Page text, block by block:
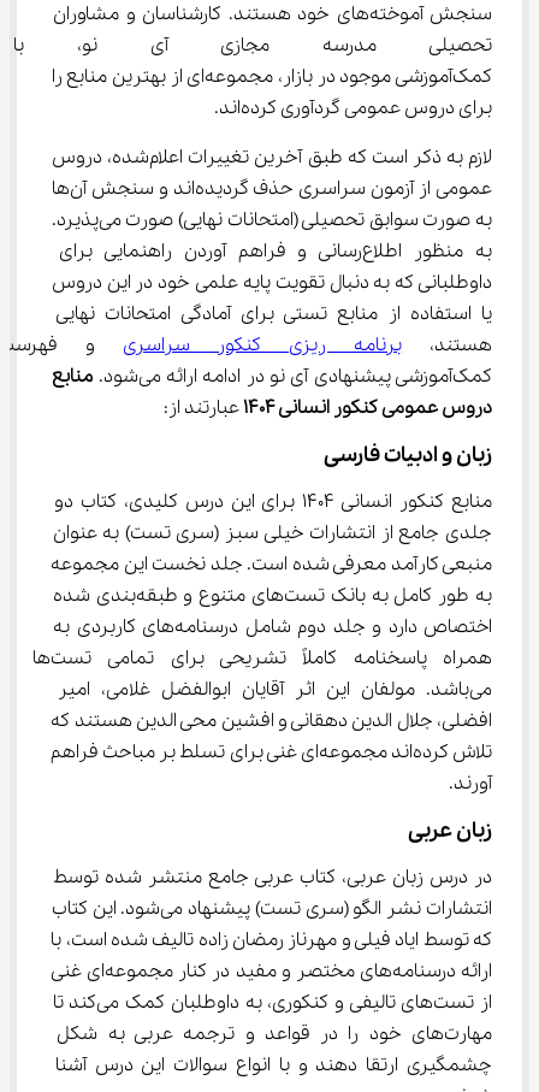
سنجش آموخته‌های خود هستند. کارشناسان و مشاوران
تحصیلی مدرسه مجازی آی نو،
کمک‌آموزشی موجود در بازار، مجموعه‌ای از بهترین منابع را
برای دروس عمومی گردآوری کرده‌اند.
لازم به ذکر است که طبق آخرین تغییرات اعلام‌شده، دروس
عمومی از آزمون سراسری حذف گردیده‌اند و سنجش آن‌ها
به صورت سوابق تحصیلی (امتحانات نهایی) صورت می‌پذیرد.
به منظور اطلاع‌رسانی و فراهم آوردن راهنمایی برای
داوطلبانی که به دنبال تقویت پایه علمی خود در این دروس
یا استفاده از منابع تستی برای آمادگی امتحانات نهایی
هستند، برنامه ریزی کنکور سراسری و فهرست
کمک‌آموزشی پیشنهادی آی نو در ادامه ارائه می‌شود.
منابع
دروس عمومی کنکور انسانی 1404
عبارتند از:
زبان و ادبیات فارسی
منابع کنکور انسانی 1404 برای این درس کلیدی، کتاب دو
جلدی جامع از انتشارات خیلی سبز (سری تست) به عنوان
منبعی کارآمد معرفی شده است. جلد نخست این مجموعه
به طور کامل به بانک تست‌های متنوع و طبقه‌بندی شده
اختصاص دارد و جلد دوم شامل درسنامه‌های کاربردی به
همراه پاسخنامه کاملاً تشریحی برای تمامی تست‌ها
می‌باشد. مولفان این اثر آقایان ابوالفضل غلامی، امیر
افضلی، جلال الدین دهقانی و افشین محی الدین هستند که
تلاش کرده‌اند مجموعه‌ای غنی برای تسلط بر مباحث فراهم
آورند.
زبان عربی
در درس زبان عربی، کتاب عربی جامع منتشر شده توسط
انتشارات نشر الگو (سری تست) پیشنهاد می‌شود. این کتاب
که توسط ایاد فیلی و مهرناز رمضان زاده تالیف شده است، با
ارائه درسنامه‌های مختصر و مفید در کنار مجموعه‌ای غنی
از تست‌های تالیفی و کنکوری، به داوطلبان کمک می‌کند تا
مهارت‌های خود را در قواعد و ترجمه عربی به شکل
چشمگیری ارتقا دهند و با انواع سوالات این درس آشنا